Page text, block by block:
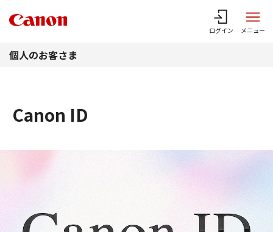
ログイン メニュー
個人のお客さま
Canon ID